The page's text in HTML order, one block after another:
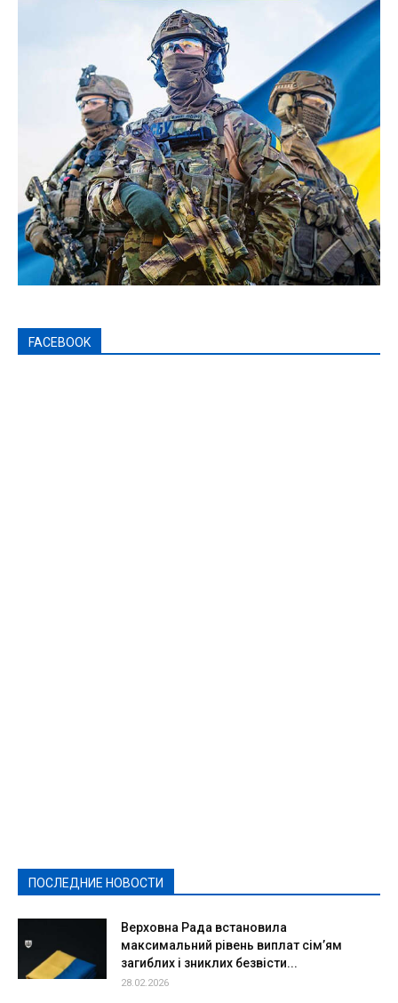
FACEBOOK
ПОСЛЕДНИЕ НОВОСТИ
Верховна Рада встановила
максимальний рівень виплат сім’ям
загиблих і зниклих безвісти...
28.02.2026